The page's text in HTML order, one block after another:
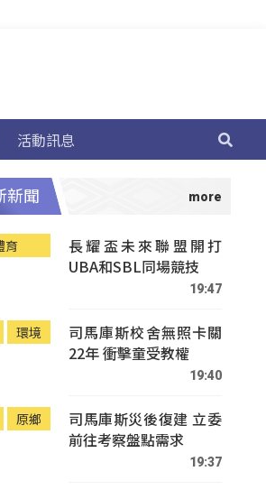
活動訊息
新聞
育
長耀盃未來聯盟開打
UBA和SBL同場競技
19:47
環境
司馬庫斯校舍無照卡關
22年 衝擊童受教權
19:40
原鄉
司馬庫斯災後復建 立委
前往考察盤點需求
19:37